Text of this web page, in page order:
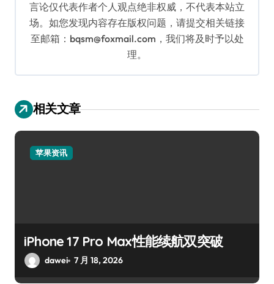
言论仅代表作者个人观点绝非权威，不代表本站立
场。如您发现内容存在版权问题，请提交相关链接
至邮箱：bqsm@foxmail.com，我们将及时予以处
理。
相关文章
苹果资讯
iPhone 17 Pro Max性能续航双突破
dawei 7 月 18, 2026